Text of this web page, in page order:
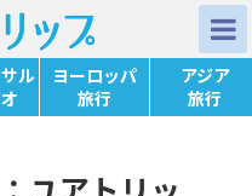
ル
ヨーロッパ
旅行
アジア
旅行